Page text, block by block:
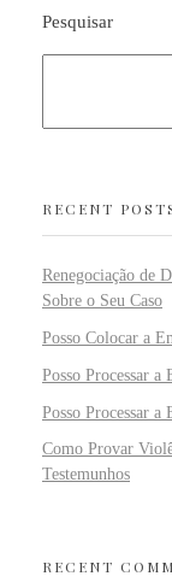
Pesquisar
RECENT
Renegociação de
Sobre o Seu Caso
Posso Colocar a
Posso Processar a
Posso Processar a
Como Provar
Testemunhos
RECENT